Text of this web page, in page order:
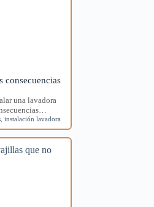
consecuencias
una lavadora
,instalación lavadora